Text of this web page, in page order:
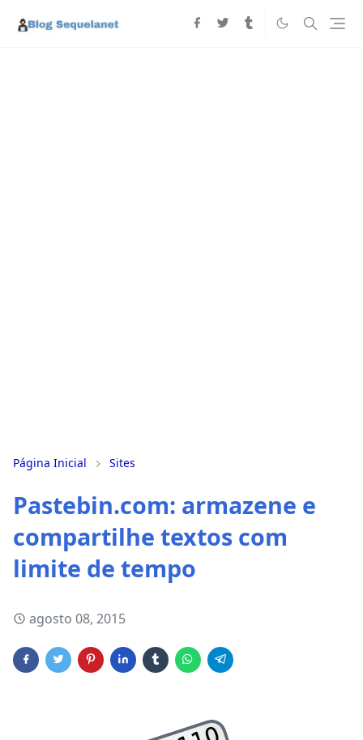
Página Inicial Sites
Pastebin.com: armazene e
compartilhe textos com
limite de tempo
agosto 08, 2015